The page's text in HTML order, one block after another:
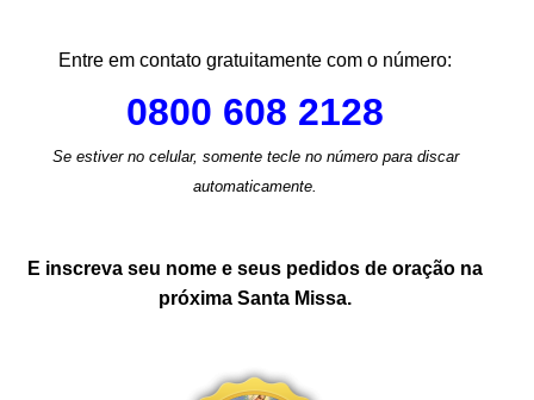
Entre em contato gratuitamente com o número:
0800 608 2128
Se estiver no celular, somente tecle no número para discar
automaticamente.
E inscreva seu nome e seus pedidos de oração na
próxima Santa Missa.